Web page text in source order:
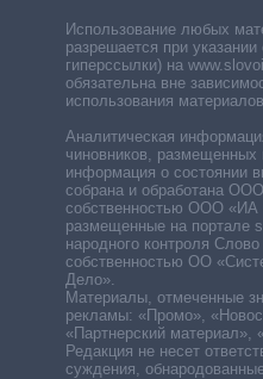
Использование любых
разрешается при
гиперссылки) на
обязательна вне
использования
Аналитическая
чиновников, размещенных
информация о состоянии
собрана и обработана
собственностью ООО «ИА
размещенные на портале
народного контроля
собственностью ОО
Дело».
Материалы, отмеченные
рекламы: «Промо»,
«Партнерский материал»,
Редакция не несет
суждения,